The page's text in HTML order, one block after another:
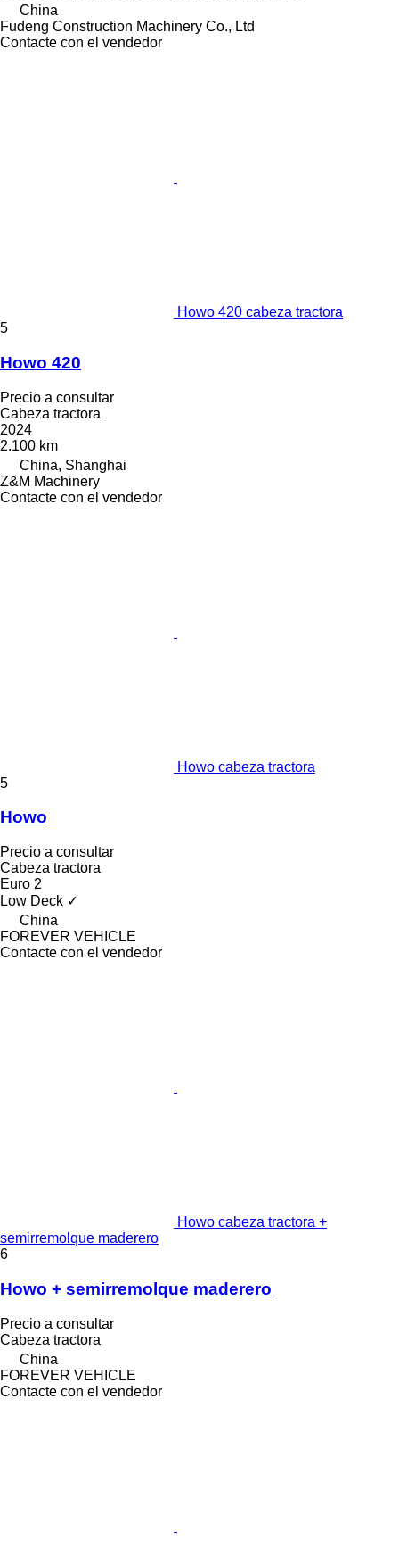
China
Fudeng Construction Machinery Co., Ltd
Contacte con el vendedor
Howo 420 cabeza tractora
5
Howo 420
Precio a consultar
Cabeza tractora
2024
2.100 km
China, Shanghai
Z&M Machinery
Contacte con el vendedor
Howo cabeza tractora
5
Howo
Precio a consultar
Cabeza tractora
Euro 2
Low Deck ✓
China
FOREVER VEHICLE
Contacte con el vendedor
Howo cabeza tractora +
semirremolque maderero
6
Howo + semirremolque maderero
Precio a consultar
Cabeza tractora
China
FOREVER VEHICLE
Contacte con el vendedor